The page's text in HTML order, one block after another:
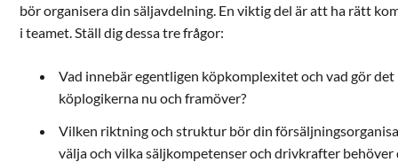
bör organisera din säljavdelning. En viktig del är att ha rätt
i teamet. Ställ dig dessa tre frågor:
Vad innebär egentligen köpkomplexitet och vad gör det
köplogikerna nu och framöver?
Vilken riktning och struktur bör din
välja och vilka säljkompetenser och drivkrafter behöver